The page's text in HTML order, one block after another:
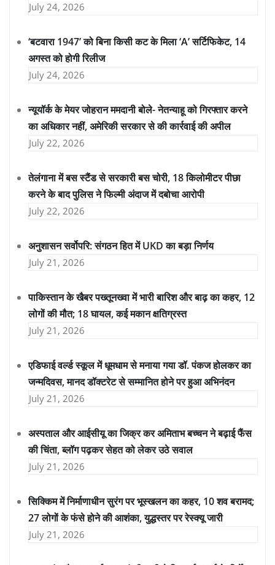
July 24, 2026
‘बटवारा 1947’ को बिना किसी कट के मिला ‘A’ सर्टिफिकेट, 14
अगस्त को होगी रिलीज
July 24, 2026
न्यूयॉर्क के मेयर जोहरान ममदानी बोले- नेतन्याहू को गिरफ्तार करने
का अधिकार नहीं, अमेरिकी सरकार से की कार्रवाई की अपील
July 22, 2026
तेलंगाना में बस स्टैंड से सरकारी बस चोरी, 18 किलोमीटर पीछा
करने के बाद पुलिस ने फिल्मी अंदाज में दबोचा आरोपी
July 22, 2026
अनुशासन सर्वोपरि: संगठन हित में UKD का बड़ा निर्णय
July 21, 2026
पाकिस्तान के खैबर पख्तूनख्वा में भारी बारिश और बाढ़ का कहर, 12
लोगों की मौत; 18 घायल, कई मकान क्षतिग्रस्त
July 21, 2026
एडिफाई वर्ल्ड स्कूल में धूमधाम से मनाया गया डॉ. पंकज होलकर का
जन्मदिवस, मानद डॉक्टरेट से सम्मानित होने पर हुआ अभिनंदन
July 21, 2026
अस्पताल और आईसीयू का जिक्र कर अमिताभ बच्चन ने बढ़ाई फैंस
की चिंता, ब्लॉग पढ़कर सेहत को लेकर उठे सवाल
July 21, 2026
सिक्किम में निर्माणाधीन सुरंग पर भूस्खलन का कहर, 10 शव बरामद;
27 लोगों के फंसे होने की आशंका, युद्धस्तर पर रेस्क्यू जारी
July 21, 2026